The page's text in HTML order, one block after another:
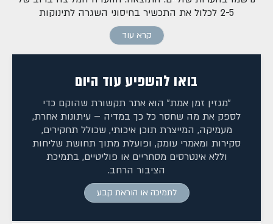
2-5 לכלול את התכשיר בחיסוני השגרה לתינוקות
קרא עוד
בואו להשפיע עוד היום
"מגזין זמן אמת" הוא אתר תקשורת שהוקם כדי
לספק את מה שחסר כל כך במדיה – עיתונות אחרת,
מעמיקה, המייצרת תוכן איכותי, שכולל תחקירים,
סקירות ומאמרי עומק, ופועלת מתוך תחושת שליחות
וללא אינטרסים מסחריים או פוליטיים, בתמיכת
הציבור הרחב.
לתמיכה או הוראת קבע